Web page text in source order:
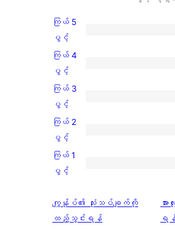
ကြယ်
5
ပွင့်
အဆင့်
သုံးသပ်
14
စောင်
ကြယ် 5
ပွင့်
ကြယ်
4
ပွင့်
အဆင့်
သုံးသပ်
0
စောင်
ကြယ် 4
ပွင့်
ကြယ်
3
ပွင့်
အဆင့်
သုံးသပ်
ကြယ် 3
ပွင့်
ကြယ်
2
ပွင့်
သုံးသပ်
ချက်
ကြယ် 2
ပွင့်
ကြယ်
ပွင့်
အဆင့်
ကြယ် 1
ပွင့်
ကျွန်ုပ်၏ သုံးသပ်ချက်ကို
ထည့်သွင်းရန်
သုံ
ချ
အာ
ရ